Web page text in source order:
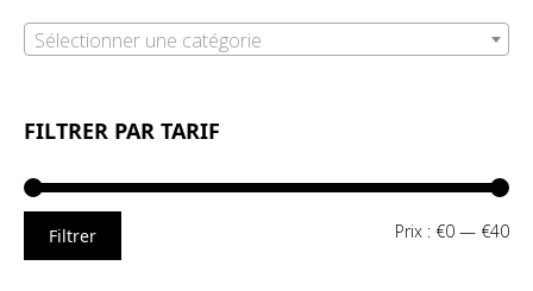
Sélectionner une catégorie
FILTRER PAR TARIF
Filtrer Prix : €0 — €40